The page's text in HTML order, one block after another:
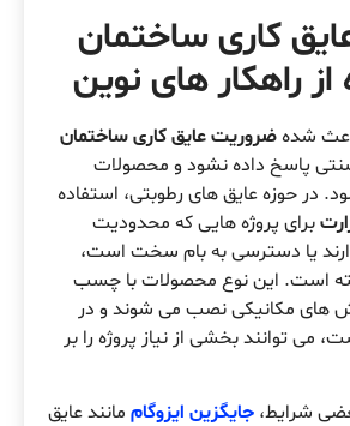
کاری ساختمان
از راهکار های نوین
شدهضروریت عایق کاری ساختمان
پاسخ داده نشود و محصولات
در حوزه عایق های رطوبتی، استفاده
برای پروژه هایی که محدودیت
یا دسترسی به بام سخت است،
است. این نوع محصولات با چسب
های مکانیکی نصب می شوند و در
می توانند بخشی از نیاز پروژه را بر
شرایط، جایگزین ایزوگام مانند عایق